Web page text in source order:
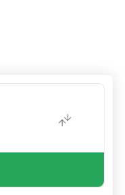
(Рим)